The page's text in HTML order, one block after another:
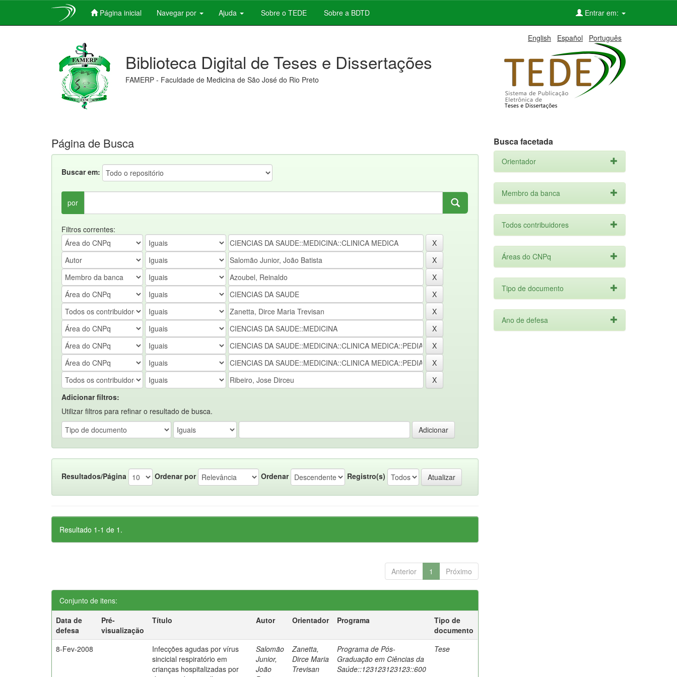
Página inicial Navegar por Ajuda Sobre o TEDE Sobre a BDTD Entrar em:
English Español Português
Biblioteca Digital de Teses e Dissertações
FAMERP - Faculdade de Medicina de São José do Rio Preto
Página de Busca
Buscar em:
por
Filtros correntes:
Adicionar filtros:
Utilizar filtros para refinar o resultado de busca.
Resultados/Página Ordenar por Ordenar Registro(s)
Resultado 1-1 de 1.
Anterior 1 Próximo
Conjunto de itens:
Data de
defesa
Pré-
visualização
Título Autor Orientador Programa
Tipo de
documento
8-Fev-2008
Infecções agudas por vírus
sincicial respiratório em
crianças hospitalizadas por
Salomão
Junior,
João
Zanetta,
Dirce Maria
Trevisan
Programa de Pós-
Graduação em Ciências da
Saúde::123123123123::600
Tese
Busca facetada
Orientador
Membro da banca
Todos contribuidores
Áreas do CNPq
Tipo de documento
Ano de defesa